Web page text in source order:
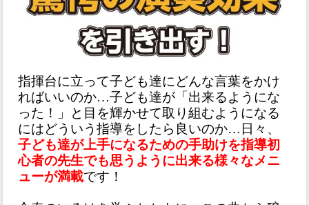
指揮台に立って子ども達にどんな言葉をかけ
ればいいのか…子ども達が「出来るようにな
った！」と目を輝かせて取り組むようになる
にはどういう指導をしたら良いのか…日々、
子ども達が上手になるための手助けを指導初
心者の先生でも思うように出来る様々なメニ
ューが満載です！